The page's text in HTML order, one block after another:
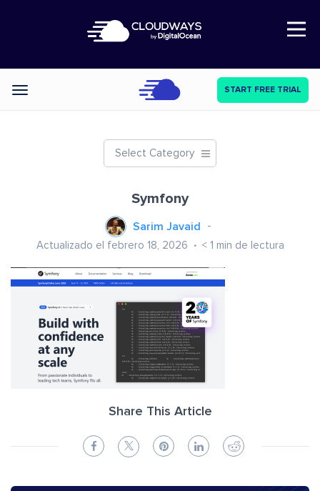
Open Nav
Categories START FREE TRIAL
Select Category
Symfony
Sarim Javaid
Actualizado el febrero 18, 2026 < 1 min de lectura
Share This Article